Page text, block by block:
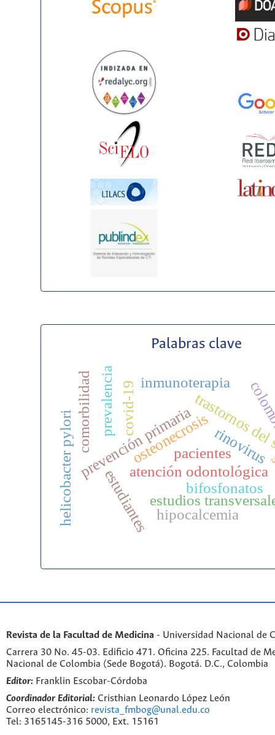
Palabras clave
bifosfonatos
osteonecrosis
atención odontológica
prevención primaria
estudiantes
trastornos
prevalenciacovid-19
rinovirus
comorbilidad
helicobacter pylori pacientes
estudios
inmunoterapia
hipocalcemia
Revista de la Facultad de Medicina - Universidad Nacional de
Carrera 30 No. 45-03. Edificio 471. Oficina 225. Facultad de
Nacional de Colombia (Sede Bogotá). Bogotá. D.C., Colombia
Editor: Franklin Escobar-Córdoba
Coordinador Editorial: Cristhian Leonardo López León
Correo electrónico: revista_fmbog@unal.edu.co
Tel: 3165145-316 5000, Ext. 15161